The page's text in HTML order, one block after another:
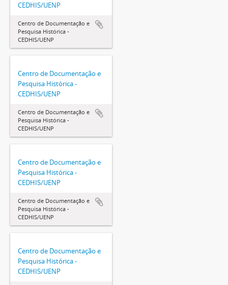
CEDHIS/UENP
Centro de Documentação e
Pesquisa Histórica -
CEDHIS/UENP
Centro de Documentação e
Pesquisa Histórica -
CEDHIS/UENP
Centro de Documentação e
Pesquisa Histórica -
CEDHIS/UENP
Centro de Documentação e
Pesquisa Histórica -
CEDHIS/UENP
Centro de Documentação e
Pesquisa Histórica -
CEDHIS/UENP
Centro de Documentação e
Pesquisa Histórica -
CEDHIS/UENP